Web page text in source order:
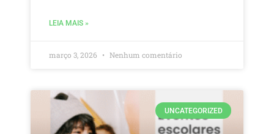
LEIA MAIS »
março 3, 2026 Nenhum comentário
UNCATEGORIZED